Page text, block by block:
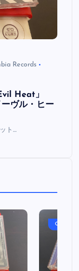
Records
Heat」
ーヴル・ヒー
ト…
OASIS